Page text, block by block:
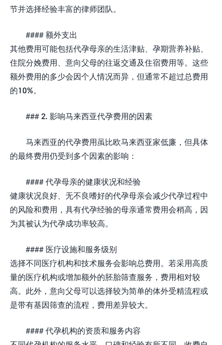
节并选择经验丰富的律师团队。
#### 额外支出
其他费用可能包括代孕母亲的生活津贴、孕期营养补贴、
住院分娩费用、意向父母的往返交通及住宿费用等。这些
额外费用的多少会因个人情况而异，但通常不超过总费用
的10%。
### 2. 影响马来西亚代孕费用的因素
马来西亚的代孕费用虽比欧马来西亚家低廉，但具体
的最终费用仍受到多个因素的影响：
#### 代孕母亲的健康状况和经验
健康状况良好、无不良嗜好的代孕母亲会减少代孕过程中
的风险和费用，具有代孕经验的母亲通常费用会稍高，因
为其被认为代孕成功率较高。
#### 医疗设施和服务级别
选择不同医疗机构和技术服务会影响总费用。若采用高质
量的医疗机构或增加额外的胚胎筛查服务，费用相对较
高。此外，意向父母可以选择较为简单的体外受精流程或
是带有基因筛查的流程，费用差异较大。
#### 代孕机构的资质和服务内容